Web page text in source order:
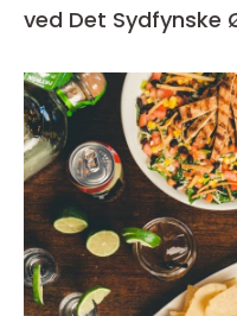
ved Det Sydfynske